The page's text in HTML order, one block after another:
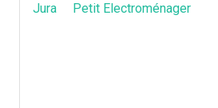
Jura
Petit Electroménager